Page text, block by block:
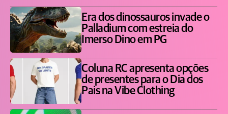
Era dos dinossauros invade o
Palladium com estreia do
Imerso Dino em PG
Coluna RC apresenta opções
de presentes para o Dia dos
Pais na Vibe Clothing